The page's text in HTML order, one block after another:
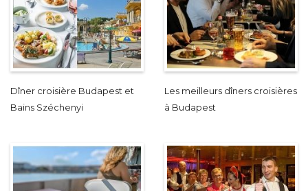
Dîner croisière Budapest et
Bains Széchenyi
Les meilleurs dîners croisières
à Budapest